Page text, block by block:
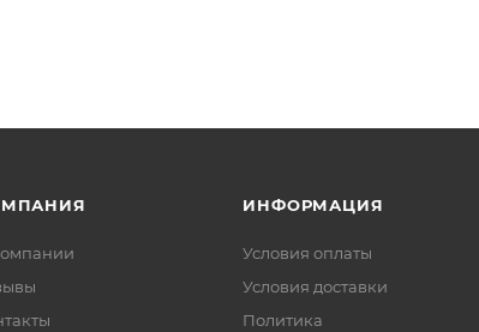
ИНФОРМАЦИЯ
Условия оплаты
Условия доставки
Политика